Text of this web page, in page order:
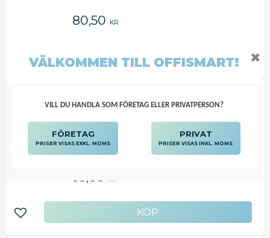
80,50 KR
Lägg till i favoriter
SCOTCH® PACKTEJP 371 PP
Packtejp PP med HotMelt häftämne. Tjocklek
48my. Lättavrullad, kan skrika vid avrullning. För
för korttidsförslutning. EAN kod per 6 pack.
53,88 KR
Lägg till i favoriter
VÄLKOMMEN TILL OFFISMART!
VILL DU HANDLA SOM FÖRETAG ELLER PRIVATPERSON?
FÖRETAG
PRISER VISAS EXKL. MOMS
PRIVAT
PRISER VISAS INKL. MOMS
✖